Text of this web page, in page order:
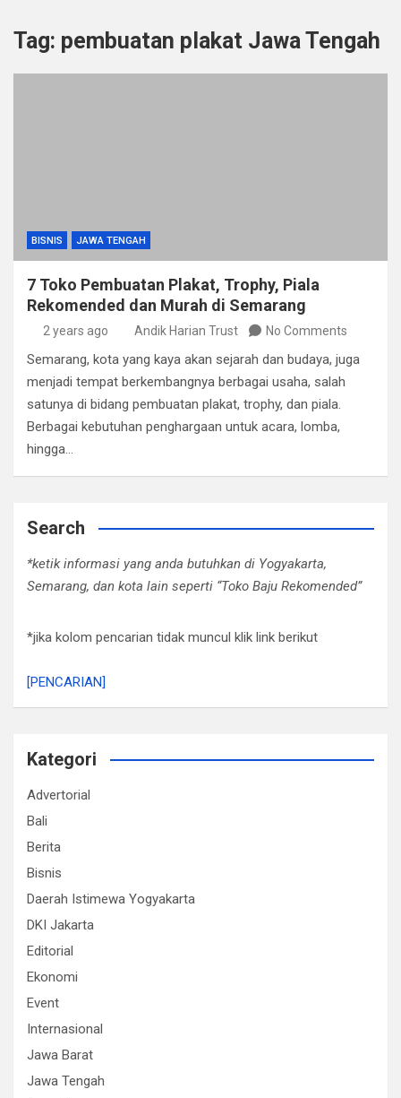
Tag: pembuatan plakat Jawa Tengah
BISNIS JAWA TENGAH
7 Toko Pembuatan Plakat, Trophy, Piala
Rekomended dan Murah di Semarang
2 years ago Andik Harian Trust No Comments
Semarang, kota yang kaya akan sejarah dan budaya, juga
menjadi tempat berkembangnya berbagai usaha, salah
satunya di bidang pembuatan plakat, trophy, dan piala.
Berbagai kebutuhan penghargaan untuk acara, lomba,
hingga…
Search
*ketik informasi yang anda butuhkan di Yogyakarta,
Semarang, dan kota lain seperti “Toko Baju Rekomended”
*jika kolom pencarian tidak muncul klik link berikut
[PENCARIAN]
Kategori
Advertorial
Bali
Berita
Bisnis
Daerah Istimewa Yogyakarta
DKI Jakarta
Editorial
Ekonomi
Event
Internasional
Jawa Barat
Jawa Tengah